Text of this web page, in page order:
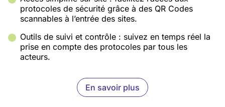
protocoles de sécurité grâce à des QR Codes
scannables à l’entrée des sites.
Outils de suivi et contrôle : suivez en temps réel la
prise en compte des protocoles par tous les
acteurs.
En savoir plus